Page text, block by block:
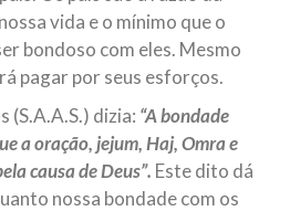
vida e o mínimo que o
bondoso com eles. Mesmo
pagar por seus esforços.
(S.A.A.S.) dizia: “A bondade
a oração, jejum, Haj, Omra e
causa de Deus”. Este dito dá
nossa bondade com os